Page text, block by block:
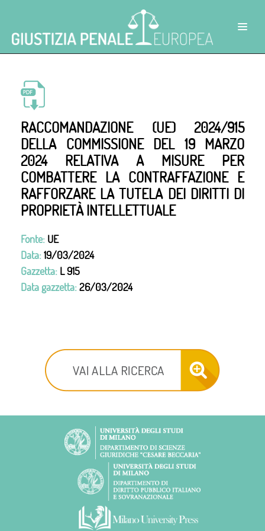
RACCOMANDAZIONE (UE) 2024/915
DELLA COMMISSIONE DEL 19 MARZO
2024 RELATIVA A MISURE PER
COMBATTERE LA CONTRAFFAZIONE E
RAFFORZARE LA TUTELA DEI DIRITTI DI
PROPRIETÀ INTELLETTUALE
Fonte: UE
Data:19/03/2024
Gazzetta: L 915
Data gazzetta:26/03/2024